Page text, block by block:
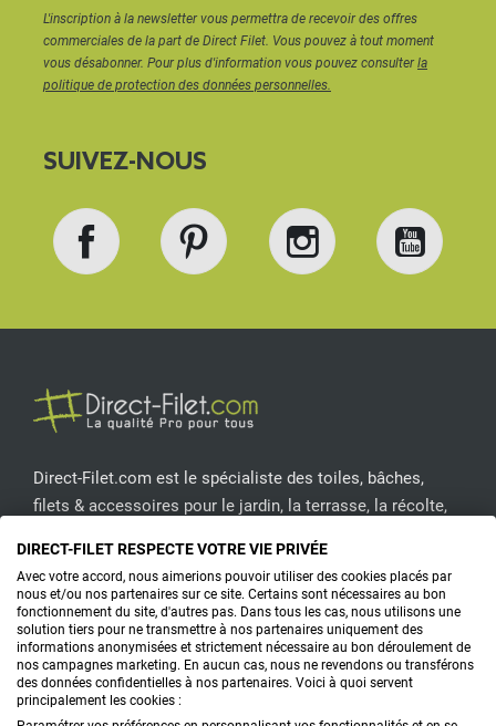
L'inscription à la newsletter vous permettra de recevoir des offres
commerciales de la part de Direct Filet. Vous pouvez à tout moment
vous désabonner. Pour plus d'information vous pouvez consulterla
politique de protection des données personnelles.
SUIVEZ-NOUS
Direct-Filet.com est le spécialiste des toiles, bâches,
filets & accessoires pour le jardin, la terrasse, la récolte,
CONTACTEZ-NOUS
PRODUITS
DIRECT-FILET RESPECTE VOTRE VIE PRIVÉE
Avec votre accord, nous aimerions pouvoir utiliser des cookies placés par
nous et/ou nos partenaires sur ce site. Certains sont nécessaires au bon
fonctionnement du site, d'autres pas. Dans tous les cas, nous utilisons une
solution tiers pour ne transmettre à nos partenaires uniquement des
informations anonymisées et strictement nécessaire au bon déroulement de
nos campagnes marketing. En aucun cas, nous ne revendons ou transférons
des données confidentielles à nos partenaires. Voici à quoi servent
principalement les cookies :